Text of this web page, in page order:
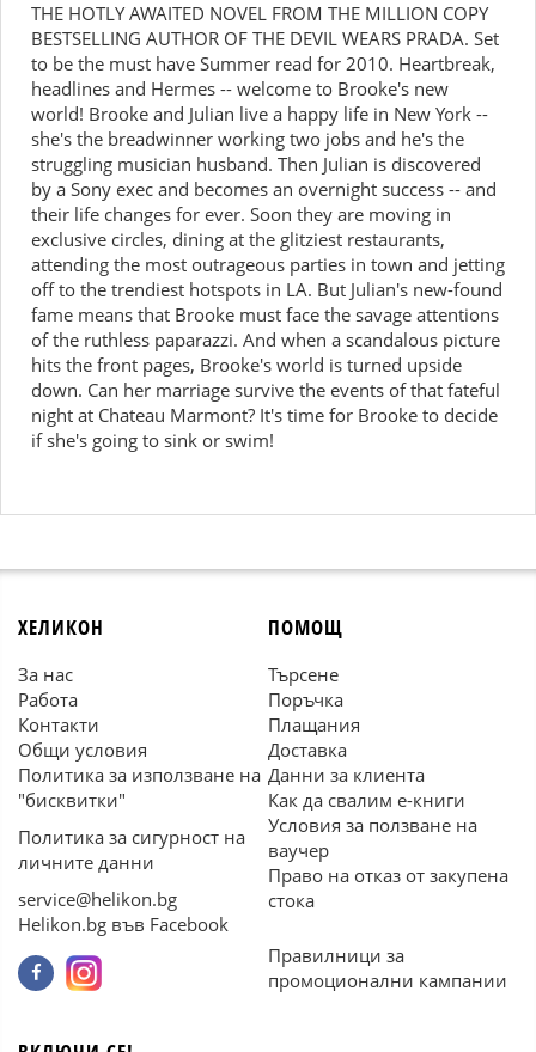
THE HOTLY AWAITED NOVEL FROM THE MILLION COPY
BESTSELLING AUTHOR OF THE DEVIL WEARS PRADA. Set
to be the must have Summer read for 2010. Heartbreak,
headlines and Hermes -- welcome to Brooke's new
world! Brooke and Julian live a happy life in New York --
she's the breadwinner working two jobs and he's the
struggling musician husband. Then Julian is discovered
by a Sony exec and becomes an overnight success -- and
their life changes for ever. Soon they are moving in
exclusive circles, dining at the glitziest restaurants,
attending the most outrageous parties in town and jetting
off to the trendiest hotspots in LA. But Julian's new-found
fame means that Brooke must face the savage attentions
of the ruthless paparazzi. And when a scandalous picture
hits the front pages, Brooke's world is turned upside
down. Can her marriage survive the events of that fateful
night at Chateau Marmont? It's time for Brooke to decide
if she's going to sink or swim!
ХЕЛИКОН
За нас
Работа
Контакти
Общи условия
Политика за използване на
"бисквитки"
Политика за сигурност на
личните данни
service@helikon.bg
Helikon.bg във Facebook
ПОМОЩ
Търсене
Поръчка
Плащания
Доставка
Данни за клиента
Как да свалим е-книги
Условия за ползване на
ваучер
Право на отказ от закупена
стока
Правилници за
промоционални кампании